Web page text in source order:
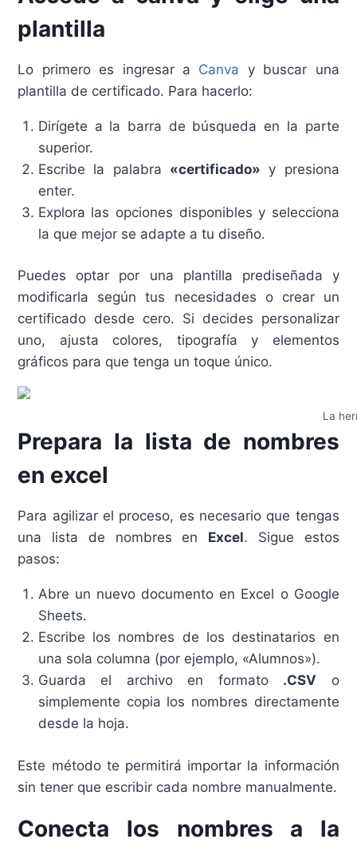
plantilla
Lo primero es ingresar a Canva y buscar una
plantilla de certificado. Para hacerlo:
Dirígete a la barra de búsqueda en la parte
superior.
Escribe la palabra «certificado» y presiona
enter.
Explora las opciones disponibles y selecciona
la que mejor se adapte a tu diseño.
Puedes optar por una plantilla prediseñada y
modificarla según tus necesidades o crear un
certificado desde cero. Si decides personalizar
uno, ajusta colores, tipografía y elementos
gráficos para que tenga un toque único.
La
Prepara la lista de nombres
en excel
Para agilizar el proceso, es necesario que tengas
una lista de nombres en Excel. Sigue estos
pasos:
Abre un nuevo documento en Excel o Google
Sheets.
Escribe los nombres de los destinatarios en
una sola columna (por ejemplo, «Alumnos»).
Guarda el archivo en formato .CSV o
simplemente copia los nombres directamente
desde la hoja.
Este método te permitirá importar la información
sin tener que escribir cada nombre manualmente.
Conecta los nombres a la